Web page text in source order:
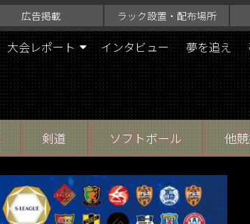
広告掲載 ラック設置・配布場所
大会レポート インタビュー 夢を追え
剣道 ソフトボール 他